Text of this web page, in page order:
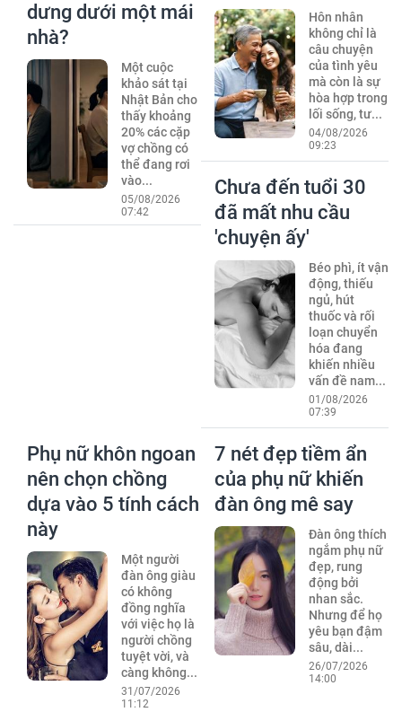
dưng dưới một mái
nhà?
Một cuộc
khảo sát tại
Nhật Bản cho
thấy khoảng
20% các cặp
vợ chồng có
thể đang rơi
vào...
05/08/2026
07:42
Hôn nhân
không chỉ là
câu chuyện
của tình yêu
mà còn là sự
hòa hợp trong
lối sống, tư...
04/08/2026
09:23
Chưa đến tuổi 30
đã mất nhu cầu
'chuyện ấy'
Béo phì, ít vận
động, thiếu
ngủ, hút
thuốc và rối
loạn chuyển
hóa đang
khiến nhiều
vấn đề nam...
01/08/2026
07:39
Phụ nữ khôn ngoan
nên chọn chồng
dựa vào 5 tính cách
này
Một người
đàn ông giàu
có không
đồng nghĩa
với việc họ là
người chồng
tuyệt vời, và
càng không...
31/07/2026
11:12
7 nét đẹp tiềm ẩn
của phụ nữ khiến
đàn ông mê say
Đàn ông thích
ngắm phụ nữ
đẹp, rung
động bởi
nhan sắc.
Nhưng để họ
yêu bạn đậm
sâu, dài...
26/07/2026
14:00